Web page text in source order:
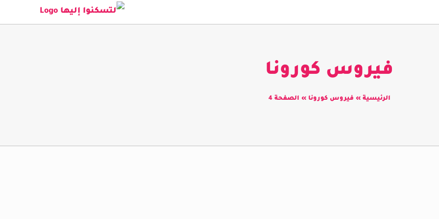
فيروس كورونا
الرئيسية » فيروس كورونا » الصفحة 4